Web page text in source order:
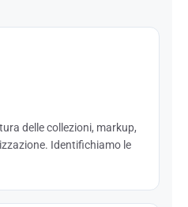
delle collezioni, markup,
Identifichiamo le